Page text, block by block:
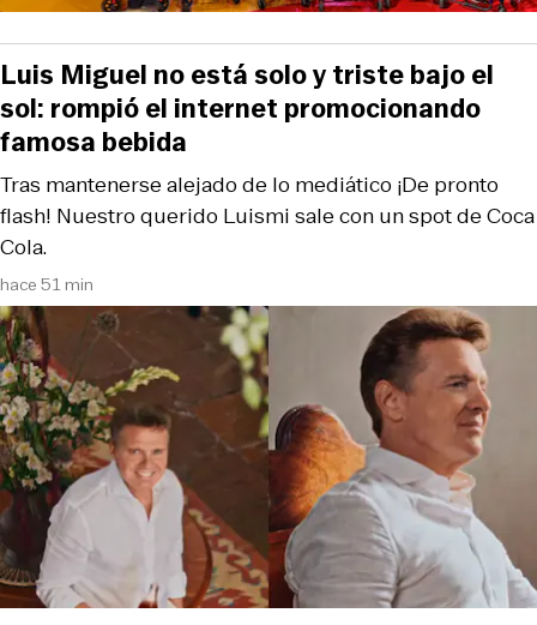
hace 51 min
Tras mantenerse alejado de lo mediático ¡De pronto
flash! Nuestro querido Luismi sale con un spot de Coca
Cola.
Luis Miguel no está solo y triste bajo el
sol: rompió el internet promocionando
famosa bebida